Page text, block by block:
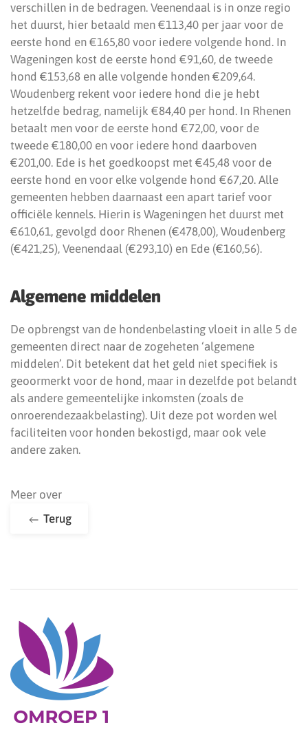
verschillen in de bedragen. Veenendaal is in onze regio
het duurst, hier betaald men €113,40 per jaar voor de
eerste hond en €165,80 voor iedere volgende hond. In
Wageningen kost de eerste hond €91,60, de tweede
hond €153,68 en alle volgende honden €209,64.
Woudenberg rekent voor iedere hond die je hebt
hetzelfde bedrag, namelijk €84,40 per hond. In Rhenen
betaalt men voor de eerste hond €72,00, voor de
tweede €180,00 en voor iedere hond daarboven
€201,00. Ede is het goedkoopst met €45,48 voor de
eerste hond en voor elke volgende hond €67,20. Alle
gemeenten hebben daarnaast een apart tarief voor
officiële kennels. Hierin is Wageningen het duurst met
€610,61, gevolgd door Rhenen (€478,00), Woudenberg
(€421,25), Veenendaal (€293,10) en Ede (€160,56).
Algemene middelen
De opbrengst van de hondenbelasting vloeit in alle 5 de
gemeenten direct naar de zogeheten ‘algemene
middelen’. Dit betekent dat het geld niet specifiek is
geoormerkt voor de hond, maar in dezelfde pot belandt
als andere gemeentelijke inkomsten (zoals de
onroerendezaakbelasting). Uit deze pot worden wel
faciliteiten voor honden bekostigd, maar ook vele
andere zaken.
Meer over
Terug